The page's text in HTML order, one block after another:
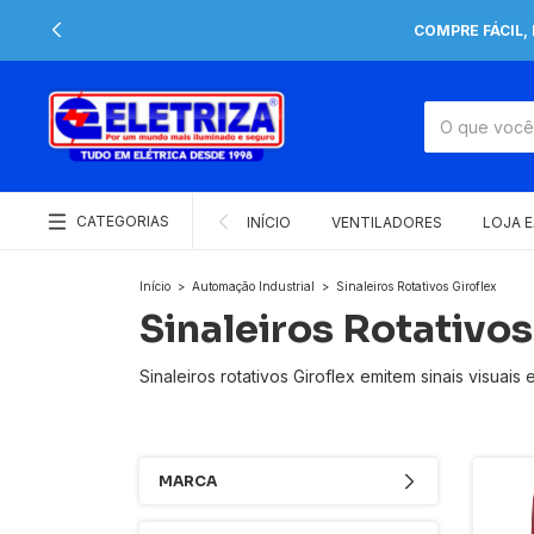
COMPRE
CATEGORIAS INÍCIO VENTILADORES LOJA
Início > Automação Industrial > Sinaleiros Rotativos Giroflex
Sinaleiros
Sinaleiros rotativos Giroflex emitem sinais
MARCA